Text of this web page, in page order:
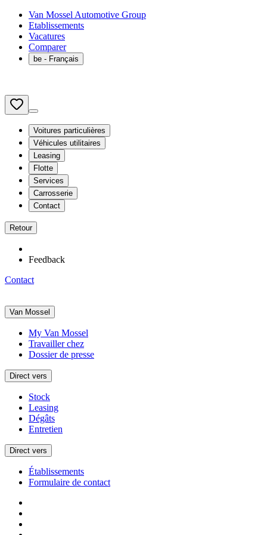
Van Mossel Automotive Group
Etablissements
Vacatures
Comparer
be - Français
Voitures particulières
Véhicules utilitaires
Leasing
Flotte
Services
Carrosserie
Contact
Retour
Feedback
Contact
Van Mossel
My Van Mossel
Travailler chez
Dossier de presse
Direct vers
Stock
Leasing
Dégâts
Entretien
Direct vers
Établissements
Formulaire de contact